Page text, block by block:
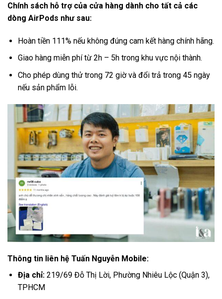
Chính sách hỗ trợ của cửa hàng dành cho tất cả các
dòng AirPods như sau:
Hoàn tiền 111% nếu không đúng cam kết hàng chính hãng.
Giao hàng miễn phí từ 2h – 5h trong khu vực nội thành.
Cho phép dùng thử trong 72 giờ và đổi trả trong 45 ngày
nếu sản phẩm lỗi.
Thông tin liên hệ Tuấn Nguyễn Mobile:
Địa chỉ:219/69 Đỗ Thị Lời, Phường Nhiêu Lộc (Quận 3),
TPHCM